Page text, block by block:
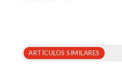
ARTÍCULOS SIMILARES